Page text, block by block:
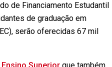
de Financiamento Estudantil
de graduação em
serão oferecidas 67 mil